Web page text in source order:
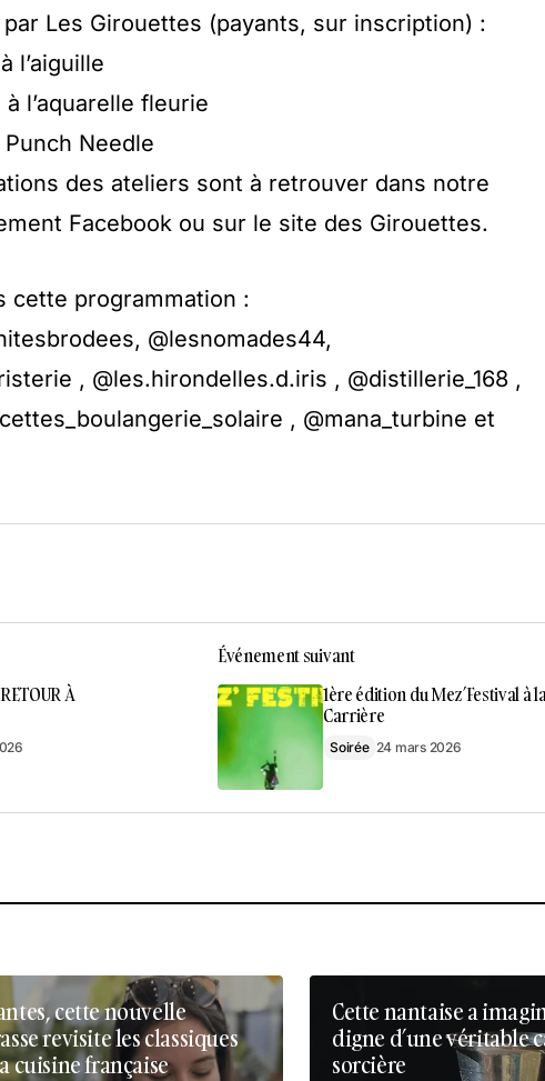
Les Girouettes (payants, sur inscription) :
l’aiguille
l’aquarelle fleurie
Needle
des ateliers sont à retrouver dans notre
Facebook ou sur le site des Girouettes.
cette programmation :
@lesnomades44,
, @les.hirondelles.d.iris , @distillerie_168 ,
, @mana_turbine et
À
Événement suivant
1ère édition du Mez’Festival à
Carrière
Soirée 24 mars 2026
cette nouvelle
revisite les classiques
cuisine française
Cette nantaise a
digne d’une véritable
sorcière